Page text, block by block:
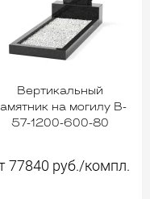
Вертикальный
на могилу B-
57-1200-600-80
77840 руб./компл.